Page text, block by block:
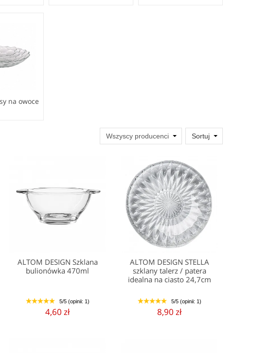
na owoce
Sortuj
ALTOM DESIGN Szklana
bulionówka 470ml
1 2 3 4 5 5/5 (opinii: 1)
4,60 zł
ALTOM DESIGN STELLA
szklany talerz / patera
idealna na ciasto 24,7cm
1 2 3 4 5 5/5 (opinii: 1)
8,90 zł